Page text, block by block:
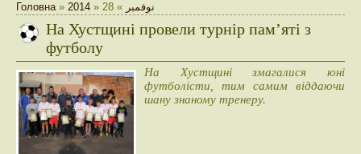
Головна» 2014 » نوفمبر »
28
На Хустщині провели турнір пам’яті з
футболу
На Хустщині змагалися юні
футболісти, тим самим віддаючи
шану знаному тренеру.